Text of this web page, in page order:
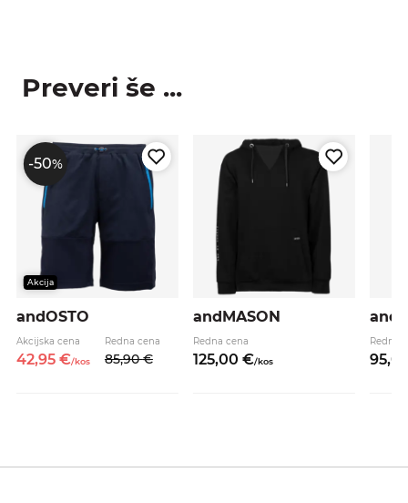
Preveri še ...
-50%
Akcija
andOSTO
Akcijska cena
42,95 €/kos
Redna cena
85,90 €
andMASON
Redna cena
125,00 €/kos
Redna
95,